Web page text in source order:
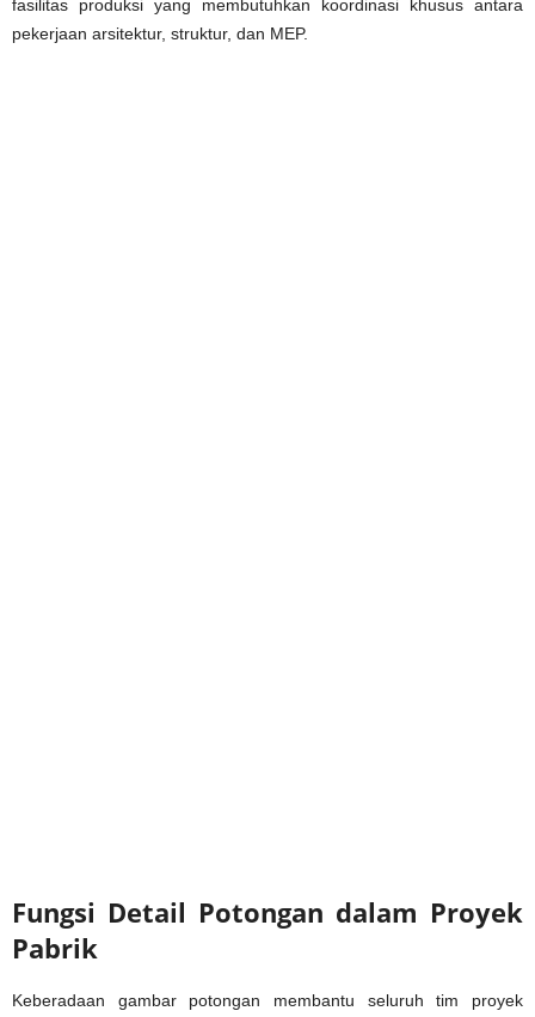
fasilitas produksi yang membutuhkan koordinasi khusus antara
pekerjaan arsitektur, struktur, dan MEP.
Fungsi Detail Potongan dalam Proyek
Pabrik
Keberadaan gambar potongan membantu seluruh tim proyek